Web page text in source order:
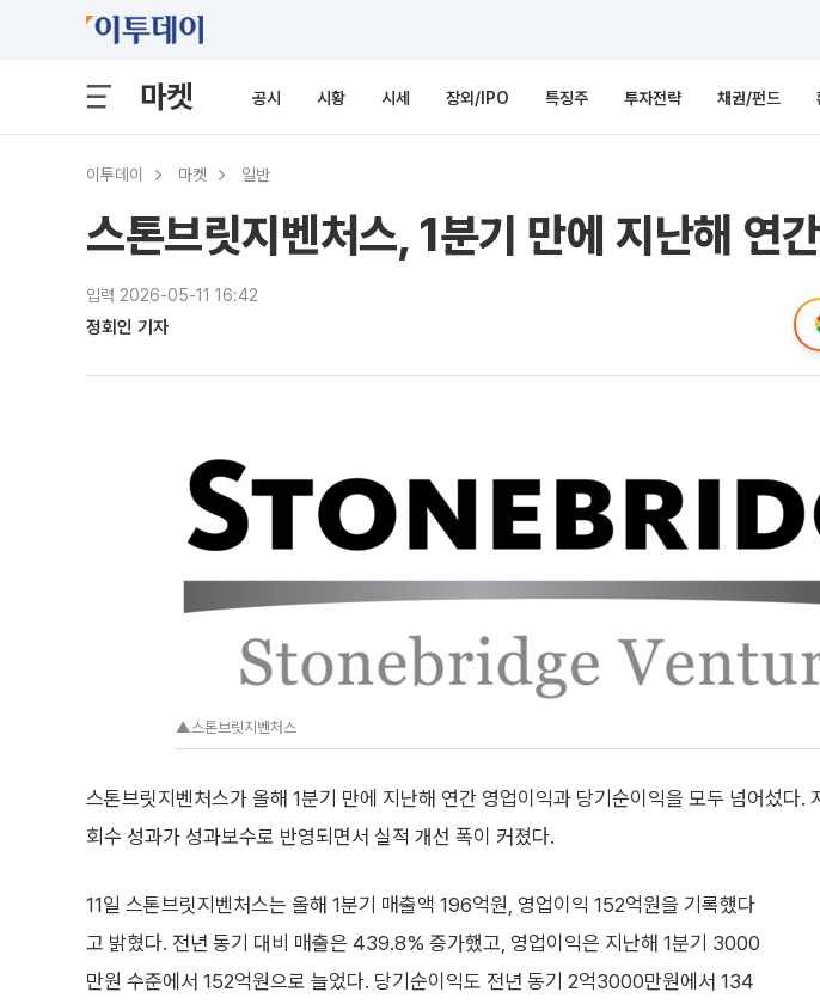
마켓 공시 시황 시세 장외/IPO 특징주 투자전략 채권/펀드
이투데이 마켓 일반
스톤브릿지벤처스, 1분기 만에 지난해 연
입력 2026-05-11 16:42
정회인 기자
▲스톤브릿지벤처스
스톤브릿지벤처스가 올해 1분기 만에 지난해 연간 영업이익과 당기순이익을 모두 넘어섰다.
회수 성과가 성과보수로 반영되면서 실적 개선 폭이 커졌다.
11일 스톤브릿지벤처스는 올해 1분기 매출액 196억원, 영업이익 152억원을 기록했다
고 밝혔다. 전년 동기 대비 매출은 439.8% 증가했고, 영업이익은 지난해 1분기 3000
만원 수준에서 152억원으로 늘었다. 당기순이익도 전년 동기 2억3000만원에서 134